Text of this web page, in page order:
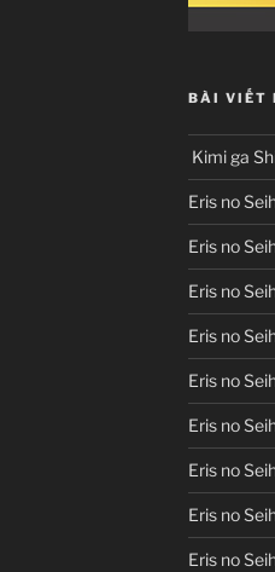
BÀI VIẾT
Kimi ga
Eris no
Eris no
Eris no
Eris no
Eris no
Eris no
Eris no
Eris no
Eris no